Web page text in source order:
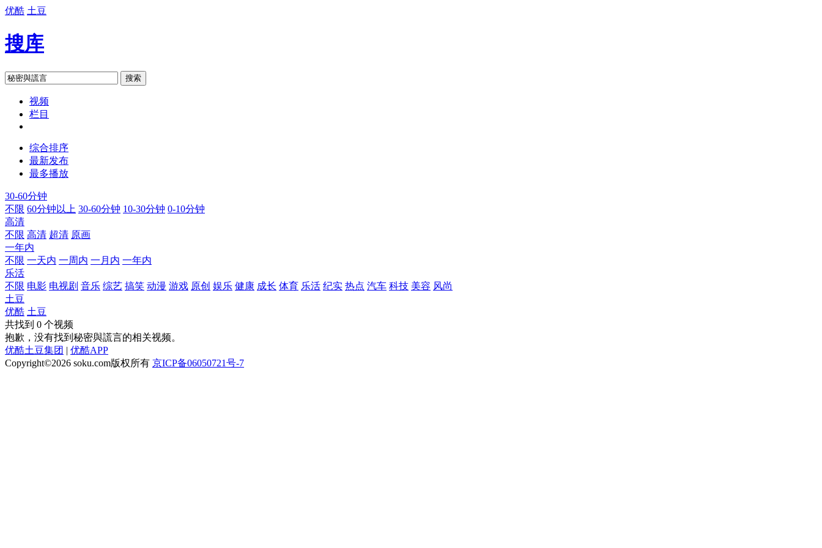
优酷 土豆
搜库
搜索
视频
栏目
综合排序
最新发布
最多播放
30-60分钟
不限 60分钟以上 30-60分钟 10-30分钟 0-10分钟
高清
不限 高清 超清 原画
一年内
不限 一天内 一周内 一月内 一年内
乐活
不限 电影 电视剧 音乐 综艺 搞笑 动漫 游戏 原创 娱乐 健康 成长 体育 乐活 纪实 热点 汽车 科技 美容 风尚
土豆
优酷 土豆
共找到 0 个视频
抱歉，没有找到 秘密與謊言的相关视频。
优酷土豆集团 | 优酷APP
Copyright©2026 soku.com版权所有 京ICP备06050721号-7